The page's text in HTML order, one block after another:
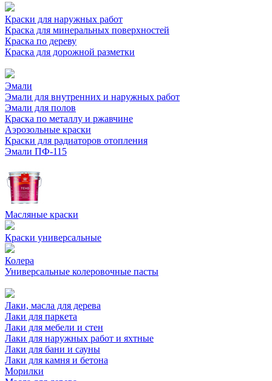
Краски для наружных работ
Краска для минеральных поверхностей
Краска по дереву
Краска для дорожной разметки
Эмали
Эмали для внутренних и наружных работ
Эмали для полов
Краска по металлу и ржавчине
Аэрозольные краски
Краски для радиаторов отопления
Эмали ПФ-115
Масляные краски
Краски универсальные
Колера
Универсальные колеровочные пасты
Лаки, масла для дерева
Лаки для паркета
Лаки для мебели и стен
Лаки для наружных работ и яхтные
Лаки для бани и сауны
Лаки для камня и бетона
Морилки